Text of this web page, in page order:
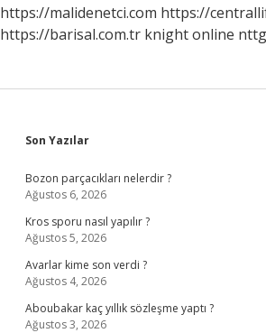
https://malidenetci.com https://
https://barisal.com.tr knight online
Sidebar
Son Yazılar
Bozon parçacıkları nelerdir ?
Ağustos 6, 2026
Kros sporu nasıl yapılır ?
Ağustos 5, 2026
Avarlar kime son verdi ?
Ağustos 4, 2026
Aboubakar kaç yıllık sözleşme yaptı ?
Ağustos 3, 2026